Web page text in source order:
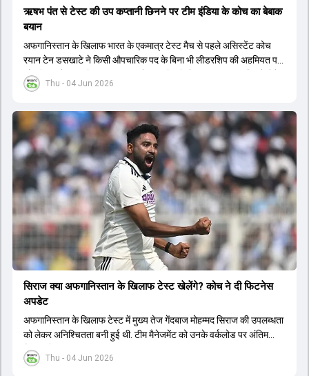
Thu - 04 Jun 2026
ऋषभ पंत से टेस्ट की उप कप्तानी छिनने पर टीम इंडिया के कोच का बेबाक
बयान
अफगानिस्तान के खिलाफ भारत के एकमात्र टेस्ट मैच से पहले असिस्टेंट कोच
रयान टेन डसखाटे ने किसी औपचारिक पद के बिना भी लीडरशिप की अहमियत पर
जोर दिया और कहा कि पंत का ध्यान खेल की स्थिति के आधार पर सही फैसले लेने
पर होना चाहिए.
Thu - 04 Jun 2026
सिराज क्या अफगान‍िस्तान के ख‍िलाफ टेस्ट खेलेंगे? कोच ने दी फिटनेस
अपडेट
अफगान‍िस्तान के ख‍िलाफ टेस्ट में मुख्य तेज गेंदबाज मोहम्मद सिराज की उपलब्धता
को लेकर अनिश्चितता बनी हुई थी. टीम मैनेजमेंट को उनके वर्कलोड पर अंतिम
फैसला लेना था.